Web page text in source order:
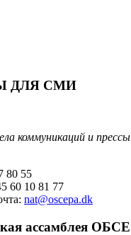
ДЛЯ СМИ
коммуникаций и прессы
80 55
60 10 81 77
nat@oscepa.dk
ассамблея ОБСЕ